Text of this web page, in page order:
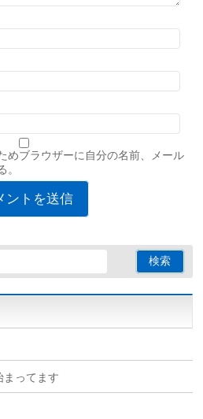
めブラウザーに自分の名前、メール
。
まってます